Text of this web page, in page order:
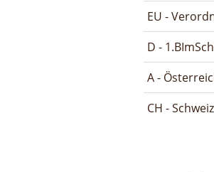
EU -
D -
A -
CH -